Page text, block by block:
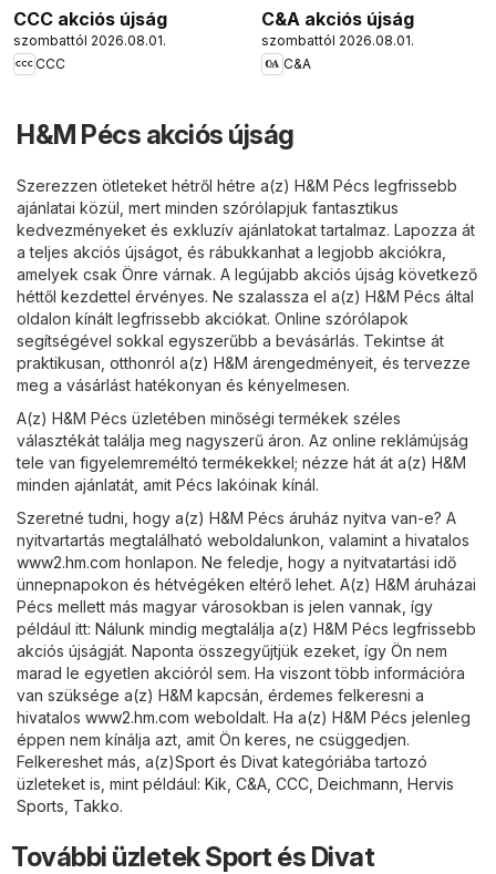
CCC akciós újság
szombattól 2026.08.01.
CCC
C&A akciós újság
szombattól 2026.08.01.
C&A
H&M Pécs akciós újság
Szerezzen ötleteket hétről hétre a(z) H&M Pécs legfrissebb
ajánlatai közül, mert minden szórólapjuk fantasztikus
kedvezményeket és exkluzív ajánlatokat tartalmaz. Lapozza át
a teljes akciós újságot, és rábukkanhat a legjobb akciókra,
amelyek csak Önre várnak. A legújabb akciós újság következő
héttől kezdettel érvényes. Ne szalassza el a(z) H&M Pécs által
oldalon kínált legfrissebb akciókat. Online szórólapok
segítségével sokkal egyszerűbb a bevásárlás. Tekintse át
praktikusan, otthonról a(z) H&M árengedményeit, és tervezze
meg a vásárlást hatékonyan és kényelmesen.
A(z) H&M Pécs üzletében minőségi termékek széles
választékát találja meg nagyszerű áron. Az online reklámújság
tele van figyelemreméltó termékekkel; nézze hát át a(z) H&M
minden ajánlatát, amit Pécs lakóinak kínál.
Szeretné tudni, hogy a(z) H&M Pécs áruház nyitva van-e? A
nyitvartartás megtalálható weboldalunkon, valamint a hivatalos
www2.hm.com honlapon. Ne feledje, hogy a nyitvatartási idő
ünnepnapokon és hétvégéken eltérő lehet. A(z) H&M áruházai
Pécs mellett más magyar városokban is jelen vannak, így
például itt: Nálunk mindig megtalálja a(z) H&M Pécs legfrissebb
akciós újságját. Naponta összegyűjtjük ezeket, így Ön nem
marad le egyetlen akcióról sem. Ha viszont több információra
van szüksége a(z) H&M kapcsán, érdemes felkeresni a
hivatalos www2.hm.com weboldalt. Ha a(z) H&M Pécs jelenleg
éppen nem kínálja azt, amit Ön keres, ne csüggedjen.
Felkereshet más, a(z)Sport és Divat kategóriába tartozó
üzleteket is, mint például: Kik C&A CCC Deichmann Hervis
Sports Takko.
További üzletek Sport és Divat